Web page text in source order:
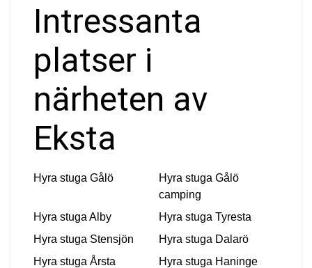
Intressanta
platser i
närheten av
Eksta
Hyra stuga Gålö Hyra stuga Gålö
camping
Hyra stuga Alby Hyra stuga Tyresta
Hyra stuga Stensjön Hyra stuga Dalarö
Hyra stuga Årsta
Hyra stuga Haninge